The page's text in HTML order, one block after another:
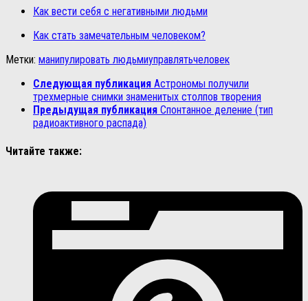
Как вести себя с негативными людьми
Как стать замечательным человеком?
Метки: манипулировать людьмиуправлятьчеловек
Следующая публикация Астрономы получили
трехмерные снимки знаменитых столпов творения
Предыдущая публикация Спонтанное деление (тип
радиоактивного распада)
Читайте также: